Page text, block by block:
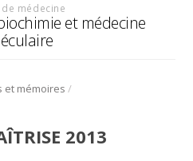
médecine
et médecine
et mémoires /
2013